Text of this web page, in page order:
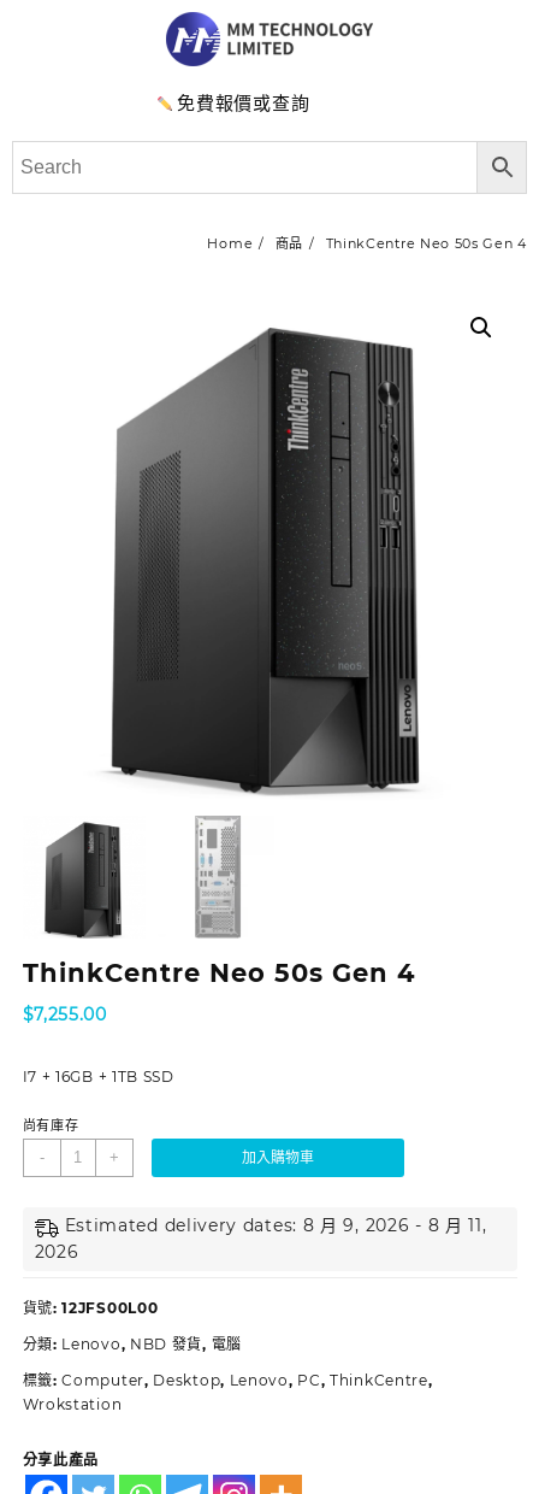
免費報價或查詢
Home 商品 ThinkCentre Neo 50s Gen 4
ThinkCentre Neo 50s Gen 4
$7,255.00
I7 + 16GB + 1TB SSD
尚有庫存
- + 加入購物車
Estimated delivery dates: 8 月 9, 2026 - 8 月 11,
2026
貨號:12JFS00L00
分類: Lenovo, NBD 發貨, 電腦
標籤:Computer, Desktop, Lenovo, PC,ThinkCentre,
Wrokstation
分享此產品